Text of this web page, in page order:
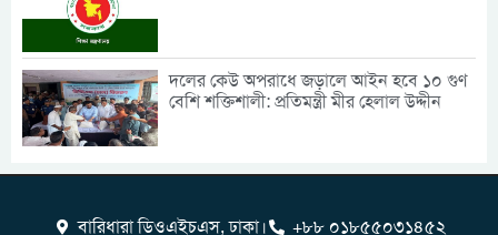
দলের কেউ অপরাধে জড়ালে আইন হবে ১০ গুণ
বেশি শক্তিশালী: প্রতিমন্ত্রী মীর হেলাল উদ্দীন
বারিধারা ডিওএইচএস, ঢাকা। +৮৮ ০১৮৫৫০৩১৪৫২